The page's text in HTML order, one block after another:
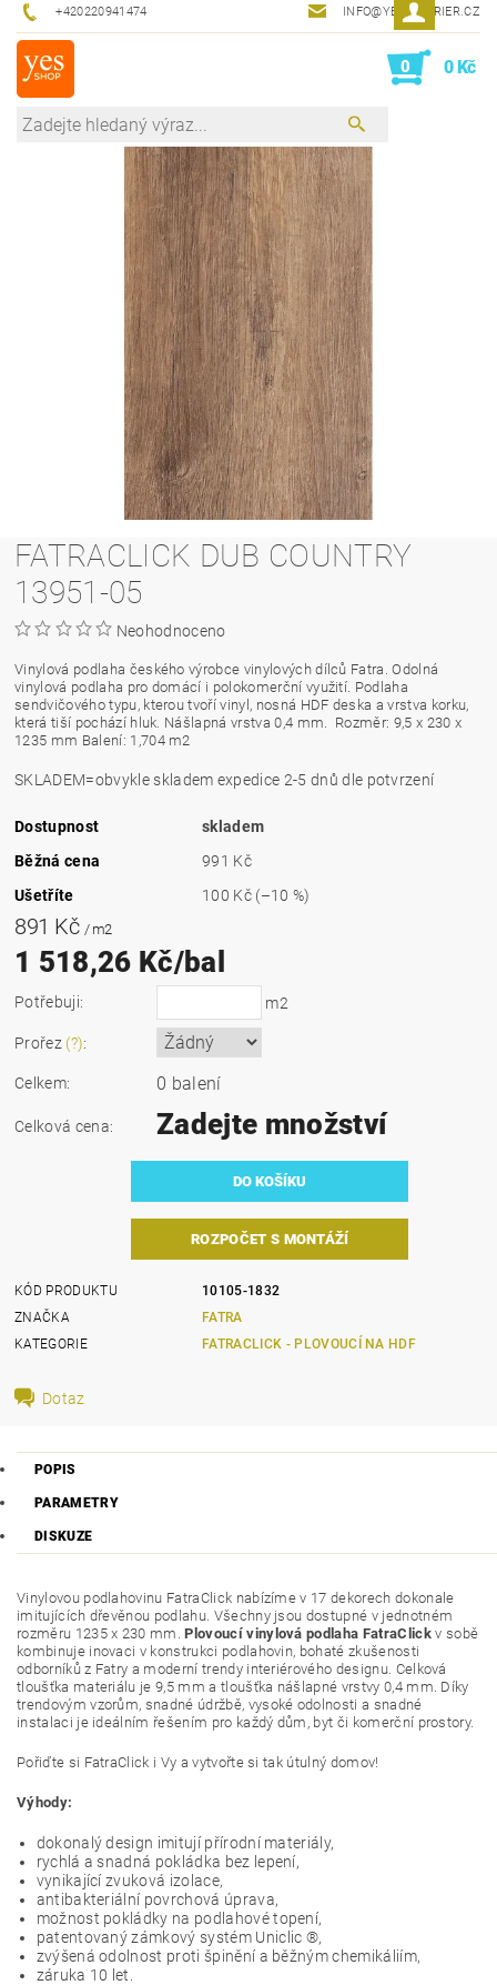
+420220941474 INFO@YESINTERIER.CZ
0 0 Kč
FATRACLICK DUB COUNTRY
13951-05
Neohodnoceno
Vinylová podlaha českého výrobce vinylových dílců Fatra. Odolná
vinylová podlaha pro domácí i polokomerční využití. Podlaha
sendvičového typu, kterou tvoří vinyl, nosná HDF deska a vrstva korku,
která tiší pochází hluk. Nášlapná vrstva 0,4 mm.
Rozměr: 9,5 x 230 x
1235 mm Balení: 1,704 m2
SKLADEM=obvykle skladem expedice 2-5 dnů dle potvrzení
Dostupnost
skladem
Běžná cena
991 Kč
Ušetříte
100 Kč (–10 %)
891 Kč / m2
1 518,26 Kč/bal
Potřebuji: m2
Prořez (?):
Celkem: 0 balení
Celková cena: Zadejte množství
ROZPOČET S MONTÁŽÍ
KÓD PRODUKTU
10105-1832
ZNAČKA
FATRA
KATEGORIE
FATRACLICK - PLOVOUCÍ NA HDF
Dotaz
POPIS
PARAMETRY
DISKUZE
Vinylovou podlahovinu FatraClick nabízíme v 17 dekorech dokonale
imitujících dřevěnou podlahu. Všechny jsou dostupné v jednotném
rozměru 1235 x 230 mm.Plovoucí vinylová podlaha FatraClickv sobě
kombinuje inovaci v konstrukci podlahovin, bohaté zkušenosti
odborníků z Fatry a moderní trendy interiérového designu. Celková
tloušťka materiálu je 9,5 mm a tloušťka nášlapné vrstvy 0,4 mm. Díky
trendovým vzorům, snadné údržbě, vysoké odolnosti a snadné
instalaci je ideálním řešením pro každý dům, byt či komerční prostory.
Pořiďte si FatraClick i Vy a vytvořte si tak útulný domov!
Výhody:
dokonalý design imitují přírodní materiály,
rychlá a snadná pokládka bez lepení,
vynikající zvuková izolace,
antibakteriální povrchová úprava,
možnost pokládky na podlahové topení,
patentovaný zámkový systém Uniclic ®,
zvýšená odolnost proti špinění a běžným chemikáliím,
záruka 10 let.